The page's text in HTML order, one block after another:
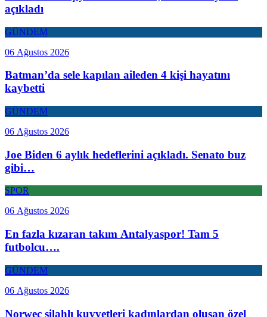
açıkladı
GÜNDEM
06 Ağustos 2026
Batman’da sele kapılan aileden 4 kişi hayatını
kaybetti
GÜNDEM
06 Ağustos 2026
Joe Biden 6 aylık hedeflerini açıkladı. Senato buz
gibi…
SPOR
06 Ağustos 2026
En fazla kızaran takım Antalyaspor! Tam 5
futbolcu….
GÜNDEM
06 Ağustos 2026
Norweç silahlı kuvvetleri kadınlardan oluşan özel